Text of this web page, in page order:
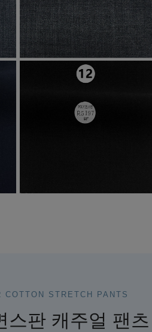
COTTON STRETCH PANTS
스판 캐주얼 팬츠